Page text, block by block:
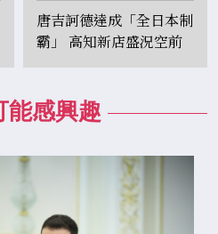
唐吉訶德達成「全日本制
霸」 高知新店盛況空前
日網驚：以為排演唱會
能感興趣